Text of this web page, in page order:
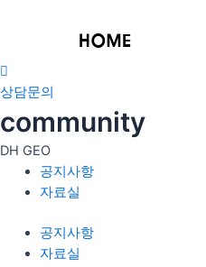
로
건
너
뛰
기
비전 및 이념
공지사항
자료실
상담문의
community
DH GEO
공지사항
자료실
공지사항
자료실